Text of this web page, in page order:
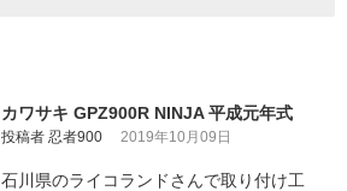
カワサキ GPZ900R NINJA 平成元年式
投稿者 忍者900 2019年10月09日
石川県のライコランドさんで取り付け工